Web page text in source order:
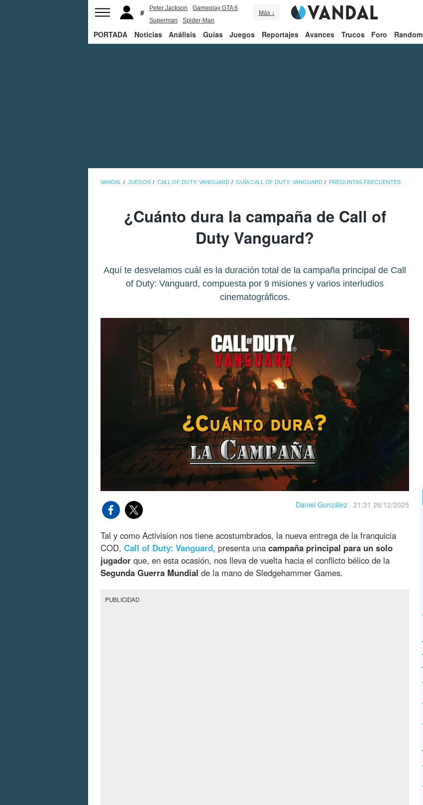
Peter Jackson
Gameplay GTA 6
Superman
Spider-Man
Más ↓
PORTADA Noticias Análisis Guías Juegos Reportajes Avances Trucos Foro Random
VANDAL JUEGOS CALL OF DUTY: VANGUARD GUÍA CALL OF DUTY: VANGUARD PREGUNTAS FRECUENTES
¿Cuánto dura la campaña de Call of
Duty Vanguard?
Aquí te desvelamos cuál es la duración total de la campaña principal de Call
of Duty: Vanguard, compuesta por 9 misiones y varios interludios
cinematográficos.
Daniel González · 21:31 26/12/2025
Tal y como Activision nos tiene acostumbrados, la nueva entrega de la franquicia
COD, Call of Duty: Vanguard, presenta una campaña principal para un solo
jugador que, en esta ocasión, nos lleva de vuelta hacia el conflicto bélico de la
Segunda Guerra Mundial de la mano de Sledgehammer Games.
PUBLICIDAD